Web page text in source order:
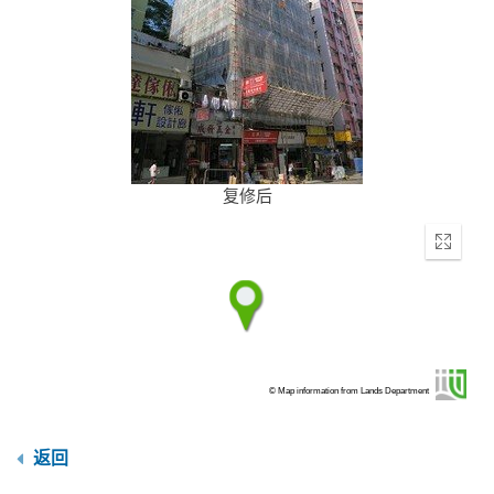
复修后
Enter
© Map information from Lands Department
返回